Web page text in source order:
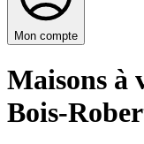
Mon compte
Maisons à
Bois-